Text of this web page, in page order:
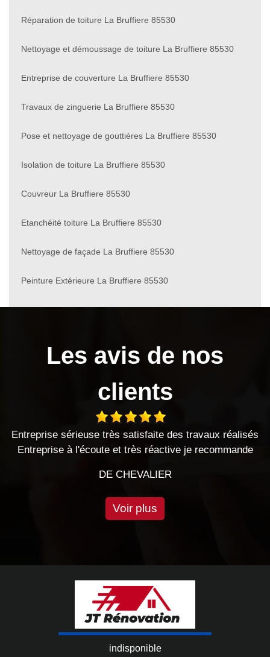
Réparation de toiture La Bruffiere 85530
Nettoyage et démoussage de toiture La Bruffiere 85530
Entreprise de couverture La Bruffiere 85530
Travaux de zinguerie La Bruffiere 85530
Pose et nettoyage de gouttières La Bruffiere 85530
Isolation de toiture La Bruffiere 85530
Couvreur La Bruffiere 85530
Etanchéité toiture La Bruffiere 85530
Nettoyage de façade La Bruffiere 85530
Peinture Extérieure La Bruffiere 85530
Les avis de nos
clients
réalisés
recommande
Très bon travail effectué, je
cette entreprise.
Voir plus
indisponible